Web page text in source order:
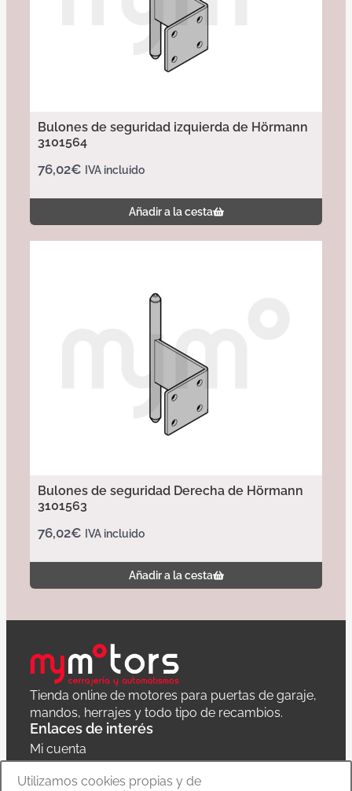
Bulones de seguridad izquierda de Hörmann
3101564
76,02€ IVA incluido
Añadir a la cesta
Bulones de seguridad Derecha de Hörmann
3101563
76,02€ IVA incluido
Añadir a la cesta
Tienda online de motores para puertas de garaje,
mandos, herrajes y todo tipo de recambios.
Enlaces de interés
Mi cuenta
Política de privacidad
Utilizamos cookies propias y de